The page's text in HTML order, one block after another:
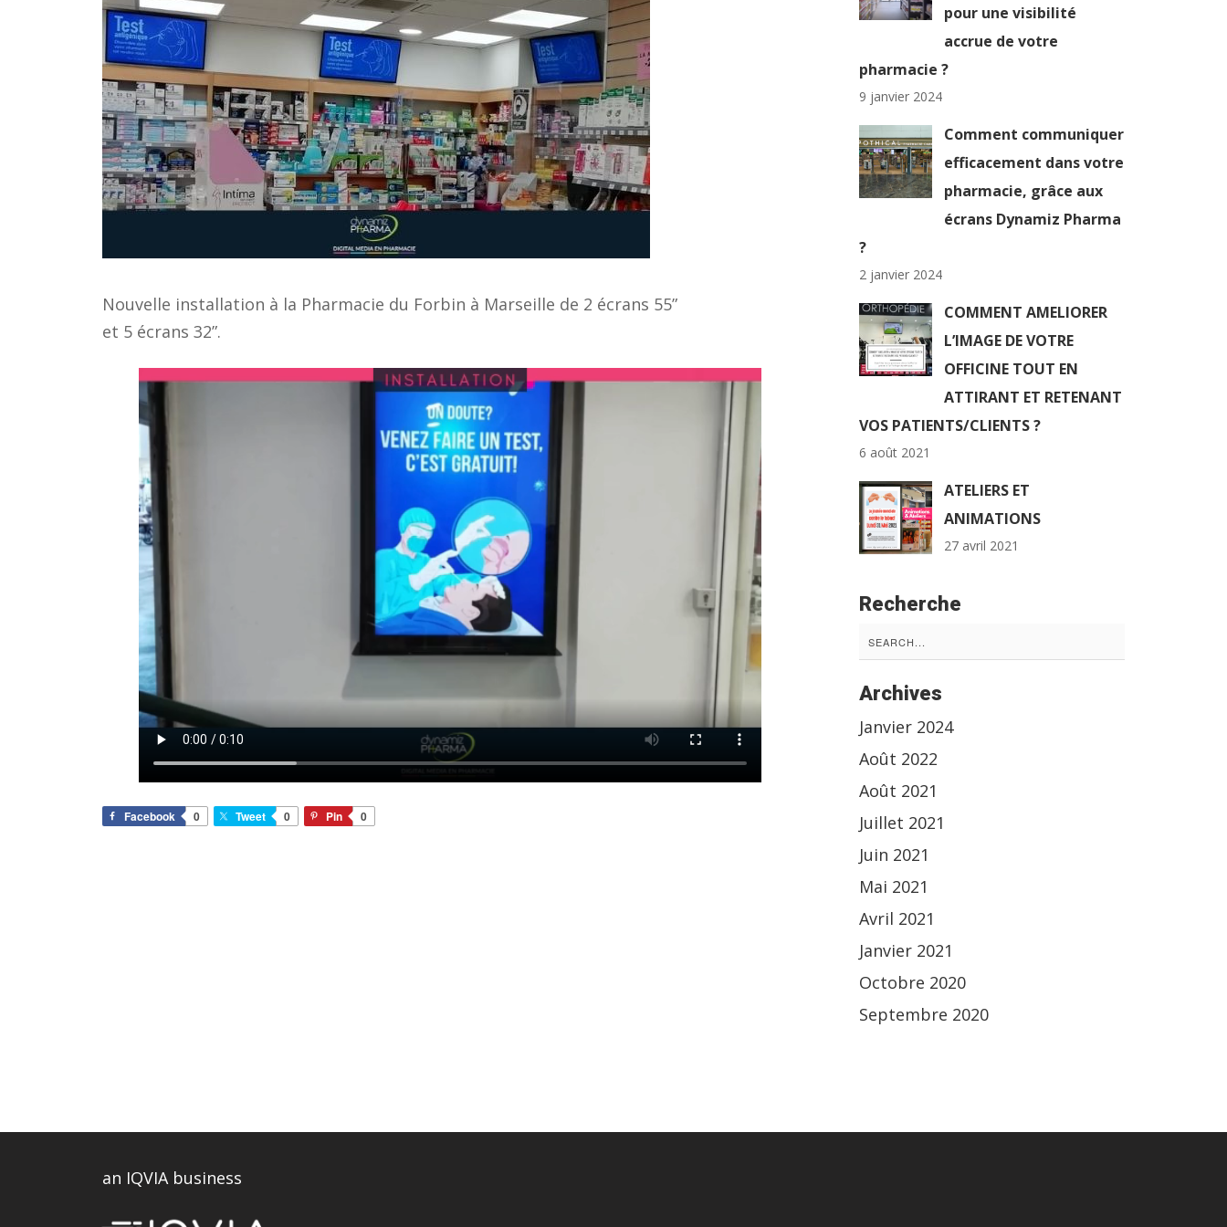
Nouvelle installation à la Pharmacie du Forbin à Marseille de 2 écrans 55”
et 5 écrans 32”.
Facebook 0 Tweet 0 Pin 0
pour une visibilité
accrue de votre
pharmacie ?
9 janvier 2024
Comment communiquer
efficacement dans votre
pharmacie, grâce aux
écrans Dynamiz Pharma
?
2 janvier 2024
COMMENT AMELIORER
L’IMAGE DE VOTRE
OFFICINE TOUT EN
ATTIRANT ET RETENANT
VOS PATIENTS/CLIENTS ?
6 août 2021
ATELIERS ET
ANIMATIONS
27 avril 2021
Recherche
Search
for:
Archives
Janvier 2024
Août 2022
Août 2021
Juillet 2021
Juin 2021
Mai 2021
Avril 2021
Janvier 2021
Octobre 2020
Septembre 2020
an IQVIA business